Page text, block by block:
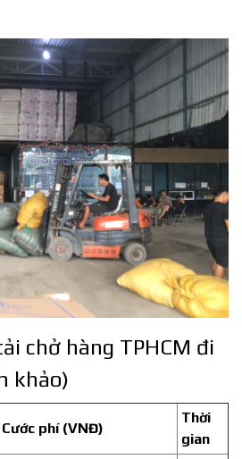
chở hàng TPHCM đi
khảo)
Cước phí (VNĐ)
Thời
gian